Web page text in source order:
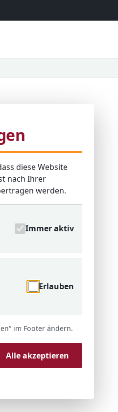
diese Website
nach Ihrer
werden.
Immer aktiv
Erlauben
im Footer ändern.
Alle akzeptieren